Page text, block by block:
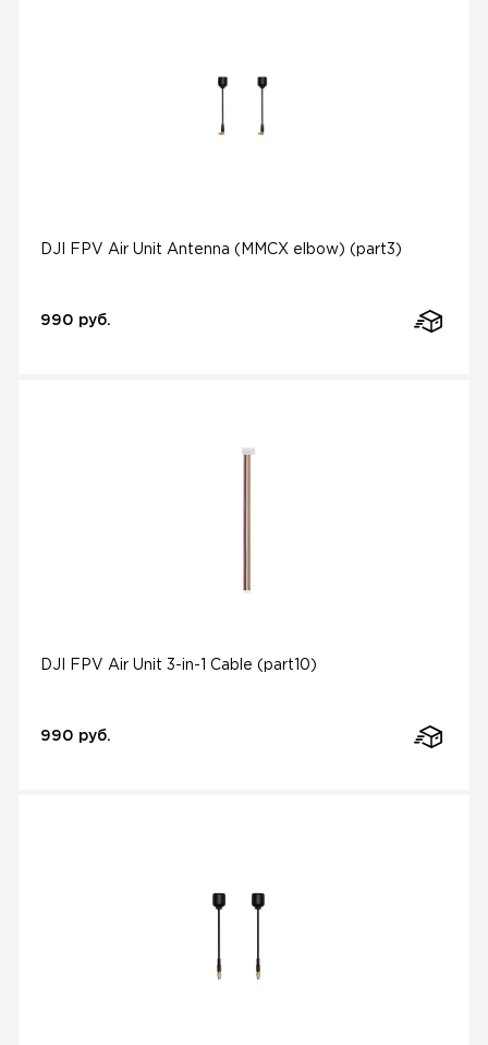
DJI FPV Air Unit Antenna (MMCX elbow) (part3)
990 руб.
DJI FPV Air Unit 3-in-1 Cable (part10)
990 руб.